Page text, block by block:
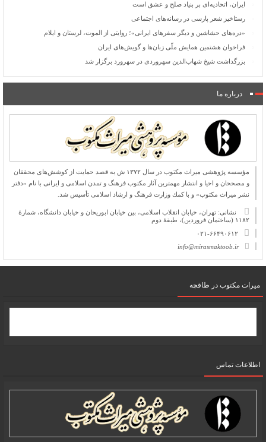
ایران، اتحادیه‌ای بر بنیاد صلح و عشق است
رستاخیز شعر پارسی در رسانه‌های اجتماعی
«دره‌های حشاشین و دیگر سفرهای ایرانی»؛ روایتی از الموت، لرستان و ایلام
فراخوان هشتمین همایش ملّی زبان‌ها و گویش‌های ایران
بزرگداشت شیخ شهاب‌الدین سهروردی در سهرورد برگزار شد
درباره ما
مؤسسه پژوهشی میراث مكتوب در سال ۱۳۷۲ ش به قصد حمایت از كوشش‌های محققان
و مصححان و احیا و انتشار مهمترین آثار مكتوب فرهنگ و تمدن اسلامی و ایرانی با نام «دفتر
نشر میراث مكتوب» و با كمك وزارت فرهنگ و ارشاد اسلامی تأسیس شد.
نشانی: تهران، خیابان انقلاب اسلامی، بین خیابان ابوریحان و خیابان دانشگاه، شمارۀ
۱۱۸۲ (ساختمان فروردین)، طبقۀ دوم
۰۲۱-۶۶۴۹۰۶۱۲
info@mirasmaktoob.ir
میرات مکتوب در طاقچه
اطلاعات تماس